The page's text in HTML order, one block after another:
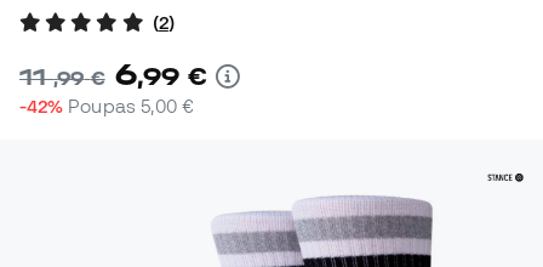
(2)
11,99 € 6,99 €
-42% Poupas 5,00 €